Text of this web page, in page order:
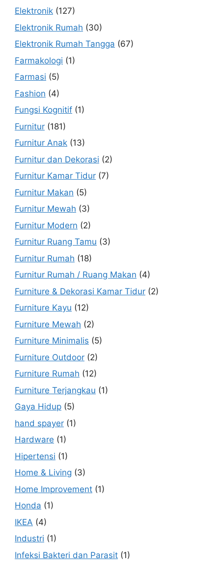
Elektronik (127)
Elektronik Rumah (30)
Elektronik Rumah Tangga (67)
Farmakologi (1)
Farmasi (5)
Fashion (4)
Fungsi Kognitif (1)
Furnitur (181)
Furnitur Anak (13)
Furnitur dan Dekorasi (2)
Furnitur Kamar Tidur (7)
Furnitur Makan (5)
Furnitur Mewah (3)
Furnitur Modern (2)
Furnitur Ruang Tamu (3)
Furnitur Rumah (18)
Furnitur Rumah / Ruang Makan (4)
Furniture & Dekorasi Kamar Tidur (2)
Furniture Kayu (12)
Furniture Mewah (2)
Furniture Minimalis (5)
Furniture Outdoor (2)
Furniture Rumah (12)
Furniture Terjangkau (1)
Gaya Hidup (5)
hand spayer (1)
Hardware (1)
Hipertensi (1)
Home & Living (3)
Home Improvement (1)
Honda (1)
IKEA (4)
Industri (1)
Infeksi Bakteri dan Parasit (1)